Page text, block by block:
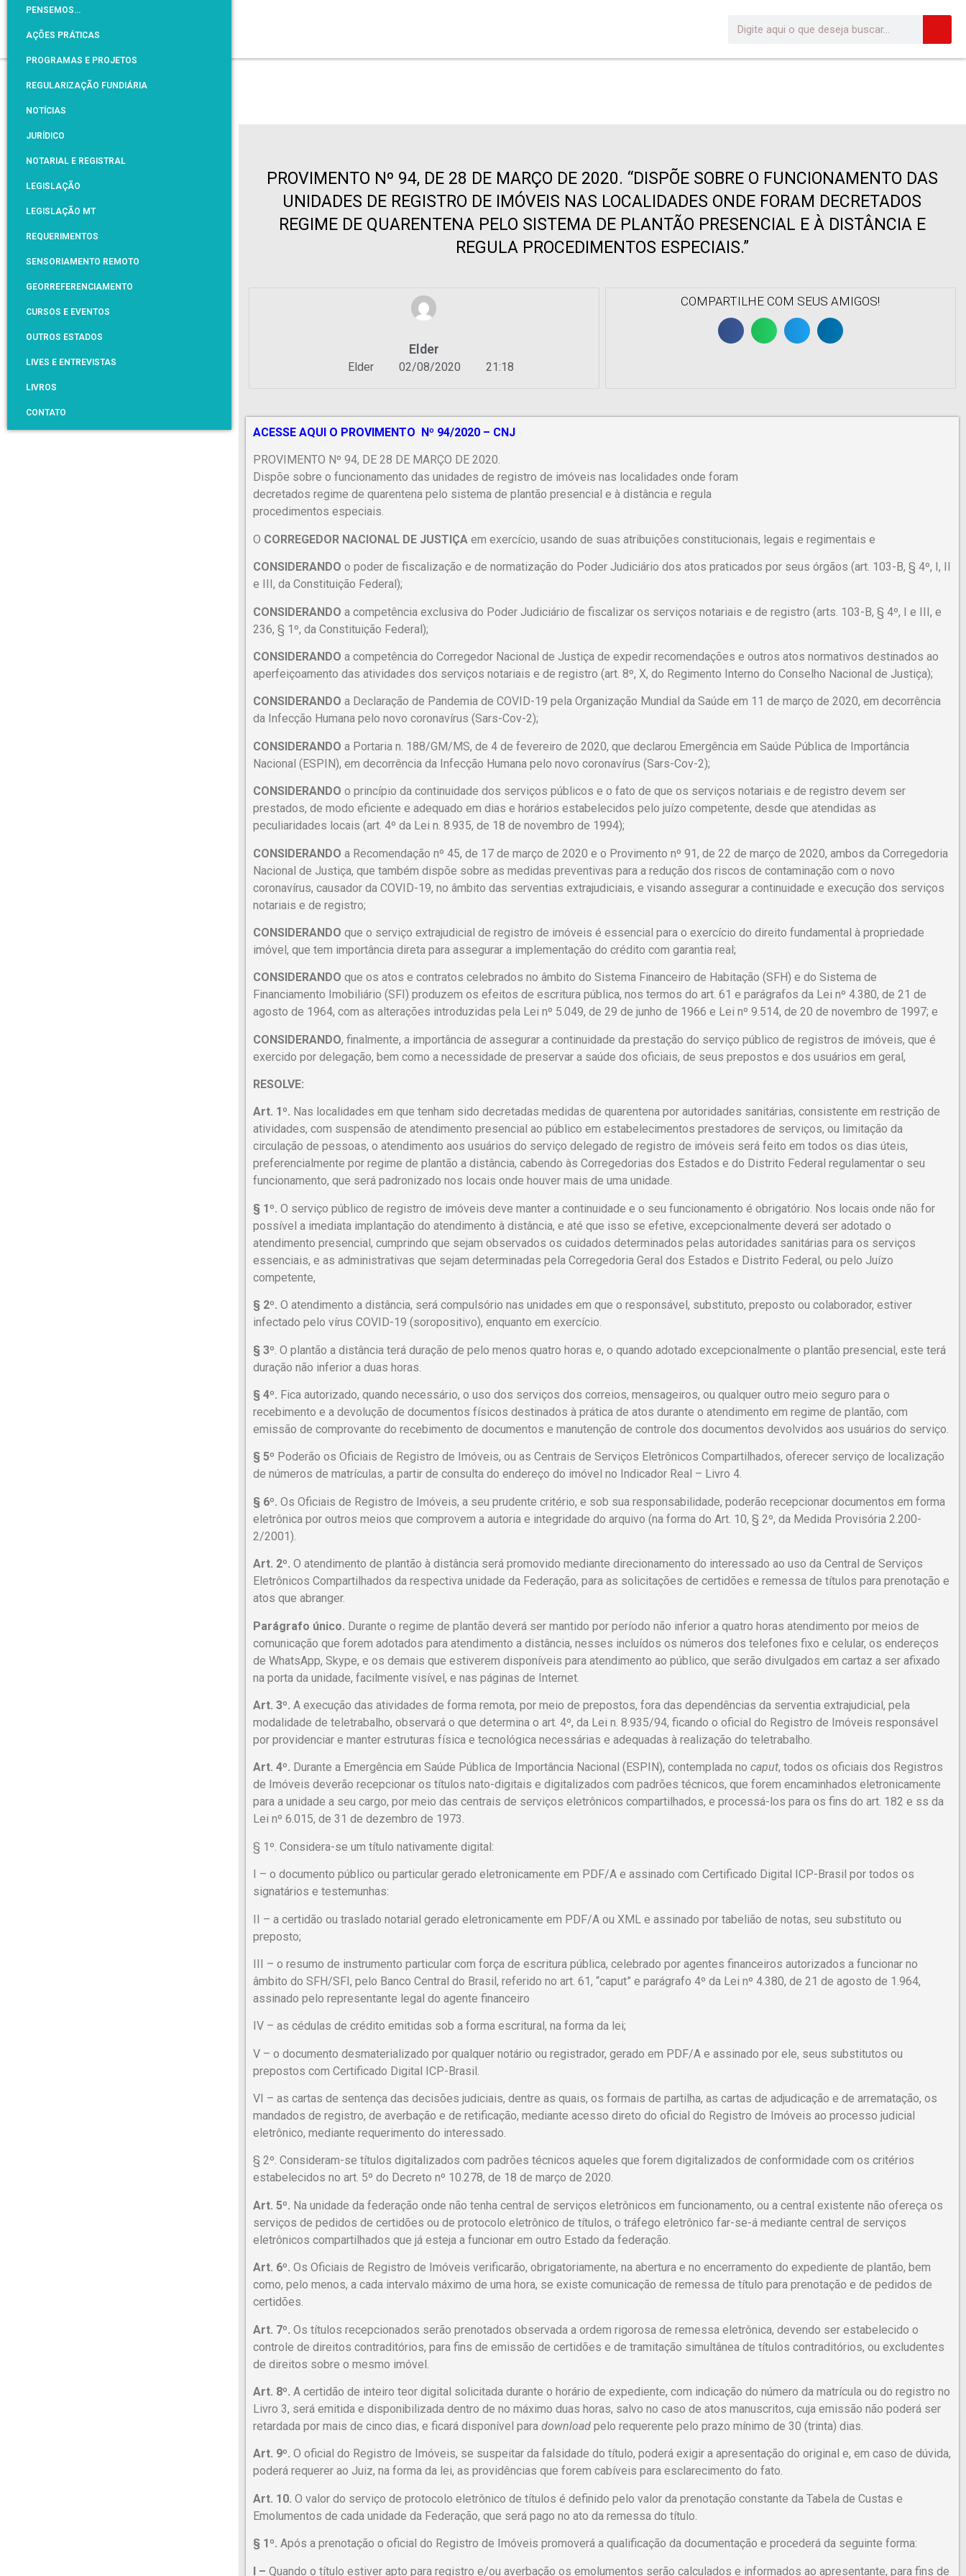
PENSEMOS…
AÇÕES PRÁTICAS
PROGRAMAS E PROJETOS
REGULARIZAÇÃO FUNDIÁRIA
NOTÍCIAS
JURÍDICO
NOTARIAL E REGISTRAL
LEGISLAÇÃO
LEGISLAÇÃO MT
REQUERIMENTOS
SENSORIAMENTO REMOTO
GEORREFERENCIAMENTO
CURSOS E EVENTOS
OUTROS ESTADOS
LIVES E ENTREVISTAS
LIVROS
CONTATO
PROVIMENTO Nº 94, DE 28 DE MARÇO DE 2020. “DISPÕE SOBRE O FUNCIONAMENTO DAS
UNIDADES DE REGISTRO DE IMÓVEIS NAS LOCALIDADES ONDE FORAM DECRETADOS
REGIME DE QUARENTENA PELO SISTEMA DE PLANTÃO PRESENCIAL E À DISTÂNCIA E
REGULA PROCEDIMENTOS ESPECIAIS.”
Elder
Elder 02/08/2020 21:18
COMPARTILHE COM SEUS AMIGOS!
ACESSE AQUI O PROVIMENTO Nº 94/2020 – CNJ
PROVIMENTO Nº 94, DE 28 DE MARÇO DE 2020.
Dispõe sobre o funcionamento das unidades de registro de imóveis nas localidades onde foram
decretados regime de quarentena pelo sistema de plantão presencial e à distância e regula
procedimentos especiais.
O CORREGEDOR NACIONAL DE JUSTIÇA em exercício, usando de suas atribuições constitucionais, legais e regimentais e
CONSIDERANDO o poder de fiscalização e de normatização do Poder Judiciário dos atos praticados por seus órgãos (art. 103-B, § 4º, I, II
e III, da Constituição Federal);
CONSIDERANDO a competência exclusiva do Poder Judiciário de fiscalizar os serviços notariais e de registro (arts. 103-B, § 4º, I e III, e
236, § 1º, da Constituição Federal);
CONSIDERANDO a competência do Corregedor Nacional de Justiça de expedir recomendações e outros atos normativos destinados ao
aperfeiçoamento das atividades dos serviços notariais e de registro (art. 8º, X, do Regimento Interno do Conselho Nacional de Justiça);
CONSIDERANDO a Declaração de Pandemia de COVID-19 pela Organização Mundial da Saúde em 11 de março de 2020, em decorrência
da Infecção Humana pelo novo coronavírus (Sars-Cov-2);
CONSIDERANDO a Portaria n. 188/GM/MS, de 4 de fevereiro de 2020, que declarou Emergência em Saúde Pública de Importância
Nacional (ESPIN), em decorrência da Infecção Humana pelo novo coronavírus (Sars-Cov-2);
CONSIDERANDO o princípio da continuidade dos serviços públicos e o fato de que os serviços notariais e de registro devem ser
prestados, de modo eficiente e adequado em dias e horários estabelecidos pelo juízo competente, desde que atendidas as
peculiaridades locais (art. 4º da Lei n. 8.935, de 18 de novembro de 1994);
CONSIDERANDO a Recomendação nº 45, de 17 de março de 2020 e o Provimento nº 91, de 22 de março de 2020, ambos da Corregedoria
Nacional de Justiça, que também dispõe sobre as medidas preventivas para a redução dos riscos de contaminação com o novo
coronavírus, causador da COVID-19, no âmbito das serventias extrajudiciais, e visando assegurar a continuidade e execução dos serviços
notariais e de registro;
CONSIDERANDO que o serviço extrajudicial de registro de imóveis é essencial para o exercício do direito fundamental à propriedade
imóvel, que tem importância direta para assegurar a implementação do crédito com garantia real;
CONSIDERANDO que os atos e contratos celebrados no âmbito do Sistema Financeiro de Habitação (SFH) e do Sistema de
Financiamento Imobiliário (SFI) produzem os efeitos de escritura pública, nos termos do art. 61 e parágrafos da Lei nº 4.380, de 21 de
agosto de 1964, com as alterações introduzidas pela Lei nº 5.049, de 29 de junho de 1966 e Lei nº 9.514, de 20 de novembro de 1997; e
CONSIDERANDO, finalmente, a importância de assegurar a continuidade da prestação do serviço público de registros de imóveis, que é
exercido por delegação, bem como a necessidade de preservar a saúde dos oficiais, de seus prepostos e dos usuários em geral,
RESOLVE:
Art. 1º. Nas localidades em que tenham sido decretadas medidas de quarentena por autoridades sanitárias, consistente em restrição de
atividades, com suspensão de atendimento presencial ao público em estabelecimentos prestadores de serviços, ou limitação da
circulação de pessoas, o atendimento aos usuários do serviço delegado de registro de imóveis será feito em todos os dias úteis,
preferencialmente por regime de plantão a distância, cabendo às Corregedorias dos Estados e do Distrito Federal regulamentar o seu
funcionamento, que será padronizado nos locais onde houver mais de uma unidade.
§ 1º. O serviço público de registro de imóveis deve manter a continuidade e o seu funcionamento é obrigatório. Nos locais onde não for
possível a imediata implantação do atendimento à distância, e até que isso se efetive, excepcionalmente deverá ser adotado o
atendimento presencial, cumprindo que sejam observados os cuidados determinados pelas autoridades sanitárias para os serviços
essenciais, e as administrativas que sejam determinadas pela Corregedoria Geral dos Estados e Distrito Federal, ou pelo Juízo
competente,
§ 2º. O atendimento a distância, será compulsório nas unidades em que o responsável, substituto, preposto ou colaborador, estiver
infectado pelo vírus COVID-19 (soropositivo), enquanto em exercício.
§ 3º . O plantão a distância terá duração de pelo menos quatro horas e, o quando adotado excepcionalmente o plantão presencial, este terá
duração não inferior a duas horas.
§ 4º. Fica autorizado, quando necessário, o uso dos serviços dos correios, mensageiros, ou qualquer outro meio seguro para o
recebimento e a devolução de documentos físicos destinados à prática de atos durante o atendimento em regime de plantão, com
emissão de comprovante do recebimento de documentos e manutenção de controle dos documentos devolvidos aos usuários do serviço.
§ 5º Poderão os Oficiais de Registro de Imóveis, ou as Centrais de Serviços Eletrônicos Compartilhados, oferecer serviço de localização
de números de matrículas, a partir de consulta do endereço do imóvel no Indicador Real – Livro 4.
§ 6º. Os Oficiais de Registro de Imóveis, a seu prudente critério, e sob sua responsabilidade, poderão recepcionar documentos em forma
eletrônica por outros meios que comprovem a autoria e integridade do arquivo (na forma do Art. 10, § 2º, da Medida Provisória 2.200-
2/2001).
Art. 2º. O atendimento de plantão à distância será promovido mediante direcionamento do interessado ao uso da Central de Serviços
Eletrônicos Compartilhados da respectiva unidade da Federação, para as solicitações de certidões e remessa de títulos para prenotação e
atos que abranger.
Parágrafo único. Durante o regime de plantão deverá ser mantido por período não inferior a quatro horas atendimento por meios de
comunicação que forem adotados para atendimento a distância, nesses incluídos os números dos telefones fixo e celular, os endereços
de WhatsApp, Skype, e os demais que estiverem disponíveis para atendimento ao público, que serão divulgados em cartaz a ser afixado
na porta da unidade, facilmente visível, e nas páginas de Internet.
Art. 3º. A execução das atividades de forma remota, por meio de prepostos, fora das dependências da serventia extrajudicial, pela
modalidade de teletrabalho, observará o que determina o art. 4º, da Lei n. 8.935/94, ficando o oficial do Registro de Imóveis responsável
por providenciar e manter estruturas física e tecnológica necessárias e adequadas à realização do teletrabalho.
Art. 4º. Durante a Emergência em Saúde Pública de Importância Nacional (ESPIN), contemplada no caput, todos os oficiais dos Registros
de Imóveis deverão recepcionar os títulos nato-digitais e digitalizados com padrões técnicos, que forem encaminhados eletronicamente
para a unidade a seu cargo, por meio das centrais de serviços eletrônicos compartilhados, e processá-los para os fins do art. 182 e ss da
Lei nº 6.015, de 31 de dezembro de 1973.
§ 1º. Considera-se um título nativamente digital:
I – o documento público ou particular gerado eletronicamente em PDF/A e assinado com Certificado Digital ICP-Brasil por todos os
signatários e testemunhas:
II – a certidão ou traslado notarial gerado eletronicamente em PDF/A ou XML e assinado por tabelião de notas, seu substituto ou
preposto;
III – o resumo de instrumento particular com força de escritura pública, celebrado por agentes financeiros autorizados a funcionar no
âmbito do SFH/SFI, pelo Banco Central do Brasil, referido no art. 61, “caput” e parágrafo 4º da Lei nº 4.380, de 21 de agosto de 1.964,
assinado pelo representante legal do agente financeiro
IV – as cédulas de crédito emitidas sob a forma escritural, na forma da lei;
V – o documento desmaterializado por qualquer notário ou registrador, gerado em PDF/A e assinado por ele, seus substitutos ou
prepostos com Certificado Digital ICP-Brasil.
VI – as cartas de sentença das decisões judiciais, dentre as quais, os formais de partilha, as cartas de adjudicação e de arrematação, os
mandados de registro, de averbação e de retificação, mediante acesso direto do oficial do Registro de Imóveis ao processo judicial
eletrônico, mediante requerimento do interessado.
§ 2º. Consideram-se títulos digitalizados com padrões técnicos aqueles que forem digitalizados de conformidade com os critérios
estabelecidos no art. 5º do Decreto nº 10.278, de 18 de março de 2020.
Art. 5º. Na unidade da federação onde não tenha central de serviços eletrônicos em funcionamento, ou a central existente não ofereça os
serviços de pedidos de certidões ou de protocolo eletrônico de títulos, o tráfego eletrônico far-se-á mediante central de serviços
eletrônicos compartilhados que já esteja a funcionar em outro Estado da federação.
Art. 6º. Os Oficiais de Registro de Imóveis verificarão, obrigatoriamente, na abertura e no encerramento do expediente de plantão, bem
como, pelo menos, a cada intervalo máximo de uma hora, se existe comunicação de remessa de título para prenotação e de pedidos de
certidões.
Art. 7º. Os títulos recepcionados serão prenotados observada a ordem rigorosa de remessa eletrônica, devendo ser estabelecido o
controle de direitos contraditórios, para fins de emissão de certidões e de tramitação simultânea de títulos contraditórios, ou excludentes
de direitos sobre o mesmo imóvel.
Art. 8º. A certidão de inteiro teor digital solicitada durante o horário de expediente, com indicação do número da matrícula ou do registro no
Livro 3, será emitida e disponibilizada dentro de no máximo duas horas, salvo no caso de atos manuscritos, cuja emissão não poderá ser
retardada por mais de cinco dias, e ficará disponível para downloadpelo requerente pelo prazo mínimo de 30 (trinta) dias.
Art. 9º. O oficial do Registro de Imóveis, se suspeitar da falsidade do título, poderá exigir a apresentação do original e, em caso de dúvida,
poderá requerer ao Juiz, na forma da lei, as providências que forem cabíveis para esclarecimento do fato.
Art. 10. O valor do serviço de protocolo eletrônico de títulos é definido pelo valor da prenotação constante da Tabela de Custas e
Emolumentos de cada unidade da Federação, que será pago no ato da remessa do título.
§ 1º. Após a prenotação o oficial do Registro de Imóveis promoverá a qualificação da documentação e procederá da seguinte forma:
I – Quando o título estiver apto para registro e/ou averbação os emolumentos serão calculados e informados ao apresentante, para fins de